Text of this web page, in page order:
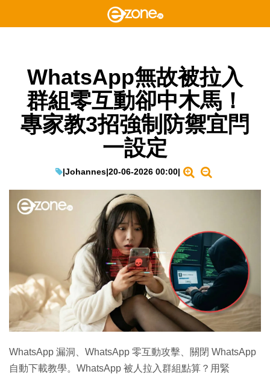
WhatsApp無故被拉入
群組零互動卻中木馬！
專家教3招強制防禦宜閂
一設定
|Johannes|20-06-2026 00:00|
WhatsApp 漏洞、WhatsApp 零互動攻擊、關閉 WhatsApp
自動下載教學。WhatsApp 被人拉入群組點算？用緊